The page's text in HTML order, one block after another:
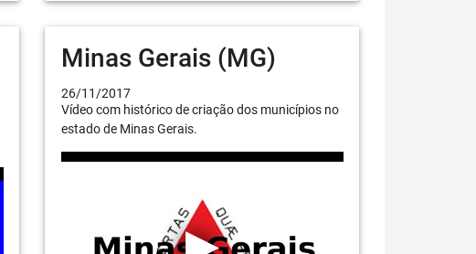
Minas Gerais (MG)
26/11/2017
Vídeo com histórico de criação dos municípios no
estado de Minas Gerais.